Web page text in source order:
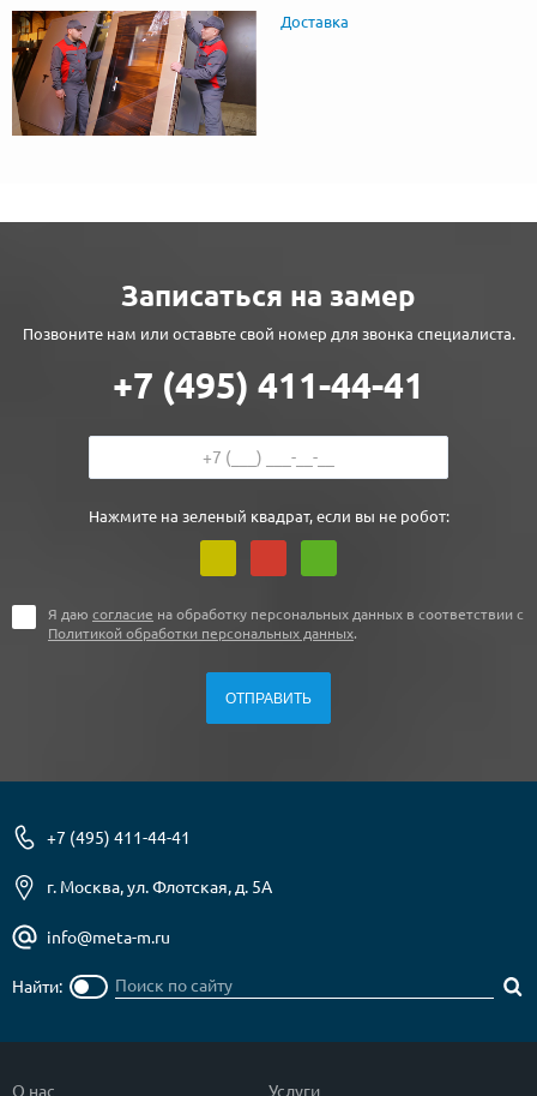
Доставка
Записаться на замер
Позвоните нам или оставьте свой номер для звонка специалиста.
+7 (495) 411-44-41
Нажмите на зеленый квадрат, если вы не робот:
Я даю согласие на обработку персональных данных в соответствии с
Политикой обработки персональных данных.
+7 (495) 411-44-41
г. Москва, ул. Флотская, д. 5А
info@meta-m.ru
Найти:
О нас Услуги